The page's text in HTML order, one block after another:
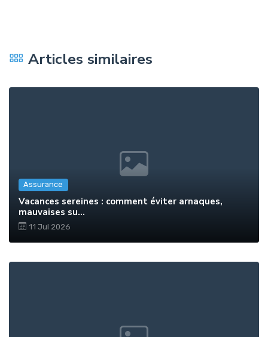
Articles similaires
Assurance
Vacances sereines : comment éviter arnaques,
mauvaises su...
11 Jul 2026